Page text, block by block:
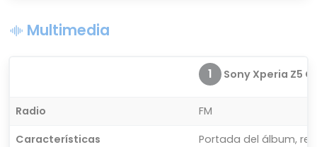
Multimedia
1 Sony Xperia Z5
Radio
FM
Características
Portada del álbum,